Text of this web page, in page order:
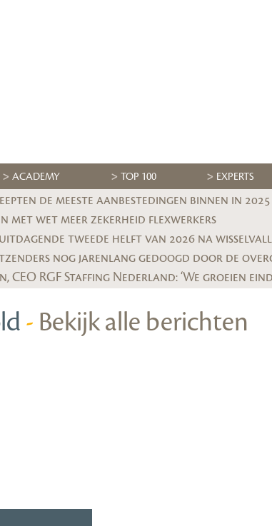
ACADEMY TOP 100 EXPERTS
de meeste aanbestedingen binnen in 2025
met wet meer zekerheid flexwerkers
tweede helft van 2026 na
nog jarenlang gedoogd door de
- Bekijk alle berichten